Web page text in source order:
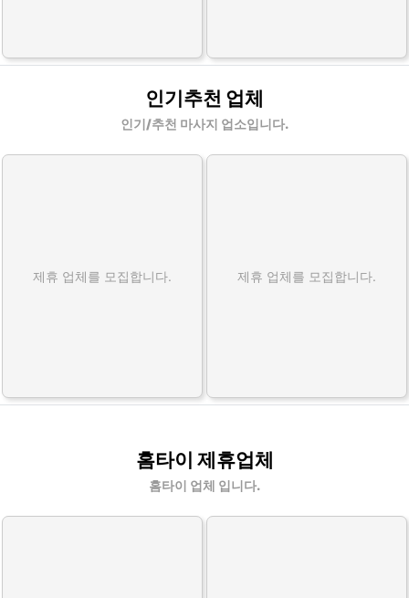
인기추천 업체
인기/추천 마사지 업소입니다.
제휴 업체를 모집합니다. 제휴 업체를 모집합니다.
홈타이 제휴업체
홈타이 업체 입니다.